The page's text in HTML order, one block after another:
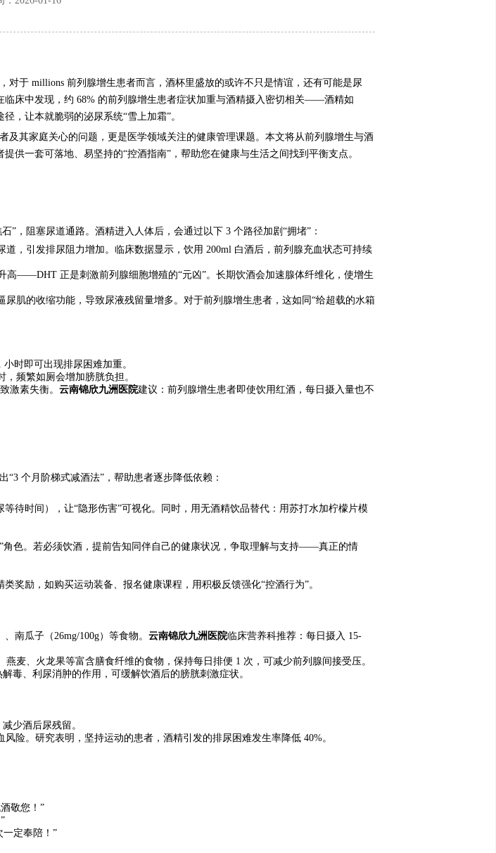
于 millions 前列腺增生患者而言，酒杯里盛放的或许不只是情谊，还有可能是尿
临床中发现，约 68% 的前列腺增生患者症状加重与酒精摄入密切相关——酒精如
，让本就脆弱的泌尿系统“雪上加霜”。
其家庭关心的问题，更是医学领域关注的健康管理课题。本文将从前列腺增生与酒
供一套可落地、易坚持的“控酒指南”，帮助您在健康与生活之间找到平衡支点。
”，阻塞尿道通路。酒精进入人体后，会通过以下 3 个路径加剧“拥堵”：
，引发排尿阻力增加。临床数据显示，饮用 200ml 白酒后，前列腺充血状态可持续
高——DHT 正是刺激前列腺细胞增殖的“元凶”。长期饮酒会加速腺体纤维化，使增生
肌的收缩功能，导致尿液残留量增多。对于前列腺增生患者，这如同“给超载的水箱
时即可出现排尿困难加重。
频繁如厕会增加膀胱负担。
激素失衡。 云南锦欣九洲医院建议：前列腺增生患者即使饮用红酒，每日摄入量也不
“3 个月阶梯式减酒法”，帮助患者逐步降低依赖：
待时间），让“隐形伤害”可视化。同时，用无酒精饮品替代：用苏打水加柠檬片模
角色。若必须饮酒，提前告知同伴自己的健康状况，争取理解与支持——真正的情
奖励，如购买运动装备、报名健康课程，用积极反馈强化“控酒行为”。
南瓜子（26mg/100g）等食物。 云南锦欣九洲医院临床营养科推荐：每日摄入 15-
麦、火龙果等富含膳食纤维的食物，保持每日排便 1 次，可减少前列腺间接受压。
毒、利尿消肿的作用，可缓解饮酒后的膀胱刺激症状。
少酒后尿残留。
险。研究表明，坚持运动的患者，酒精引发的排尿困难发生率降低 40%。
敬您！”
一定奉陪！”